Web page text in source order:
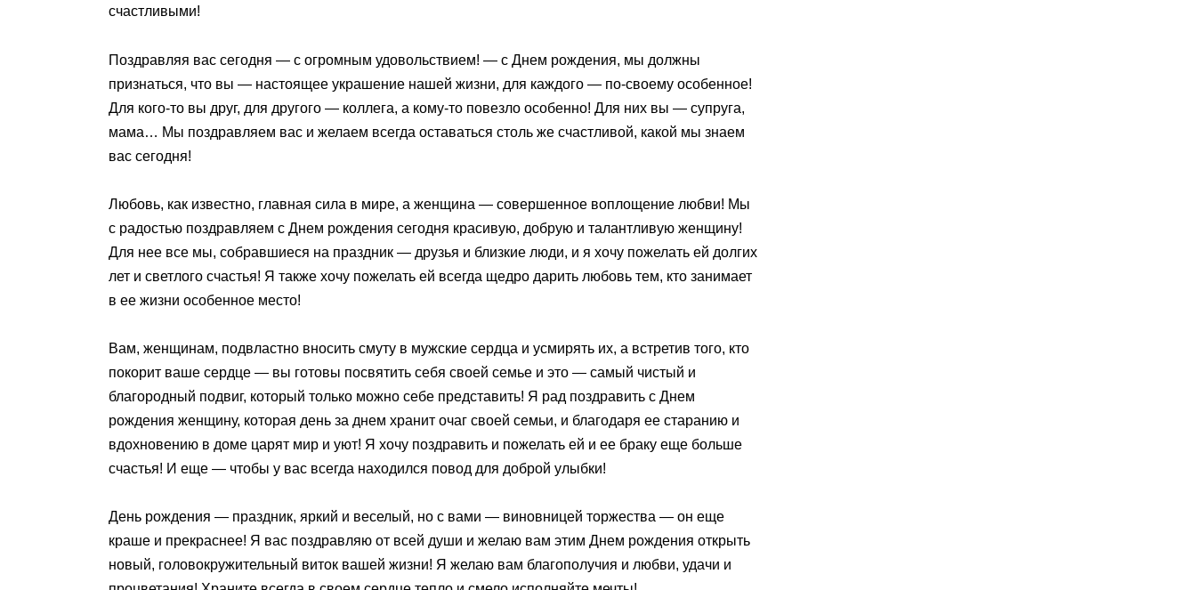
счастливыми!
Поздравляя вас сегодня — с огромным удовольствием! — с Днем рождения, мы должны
признаться, что вы — настоящее украшение нашей жизни, для каждого — по-своему особенное!
Для кого-то вы друг, для другого — коллега, а кому-то повезло особенно! Для них вы — супруга,
мама… Мы поздравляем вас и желаем всегда оставаться столь же счастливой, какой мы знаем
вас сегодня!
Любовь, как известно, главная сила в мире, а женщина — совершенное воплощение любви! Мы
с радостью поздравляем с Днем рождения сегодня красивую, добрую и талантливую женщину!
Для нее все мы, собравшиеся на праздник — друзья и близкие люди, и я хочу пожелать ей долгих
лет и светлого счастья! Я также хочу пожелать ей всегда щедро дарить любовь тем, кто занимает
в ее жизни особенное место!
Вам, женщинам, подвластно вносить смуту в мужские сердца и усмирять их, а встретив того, кто
покорит ваше сердце — вы готовы посвятить себя своей семье и это — самый чистый и
благородный подвиг, который только можно себе представить! Я рад поздравить с Днем
рождения женщину, которая день за днем хранит очаг своей семьи, и благодаря ее старанию и
вдохновению в доме царят мир и уют! Я хочу поздравить и пожелать ей и ее браку еще больше
счастья! И еще — чтобы у вас всегда находился повод для доброй улыбки!
День рождения — праздник, яркий и веселый, но с вами — виновницей торжества — он еще
краше и прекраснее! Я вас поздравляю от всей души и желаю вам этим Днем рождения открыть
новый, головокружительный виток вашей жизни! Я желаю вам благополучия и любви, удачи и